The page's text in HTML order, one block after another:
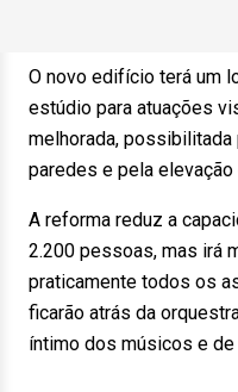
O novo edifício terá um
estúdio para atuações
melhorada,
paredes e pela elevação
A reforma reduz a
2.200 pessoas, mas irá
praticamente todos os
ficarão atrás da
íntimo dos músicos e de